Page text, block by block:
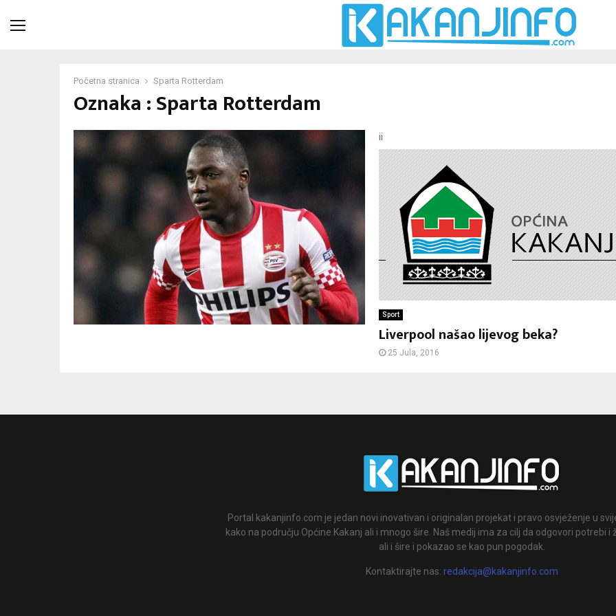
Početna stranica Sparta Rotterdam
Oznaka : Sparta Rotterdam
ii
Sport
Liverpool našao lijevog beka?
25 Jula, 2016
Portal kakanjinfo.com je jedan novi inovativan i originalan projekat i pravo osvježenje u
kako na području Općine Kakanj ali i mnogo šire. Naš medij ima za cilj da odgovori potrebi i
ali i šire i pokazao se kao pun pogodak.
Kontaktirajte nas: redakcija@kakanjinfo.com